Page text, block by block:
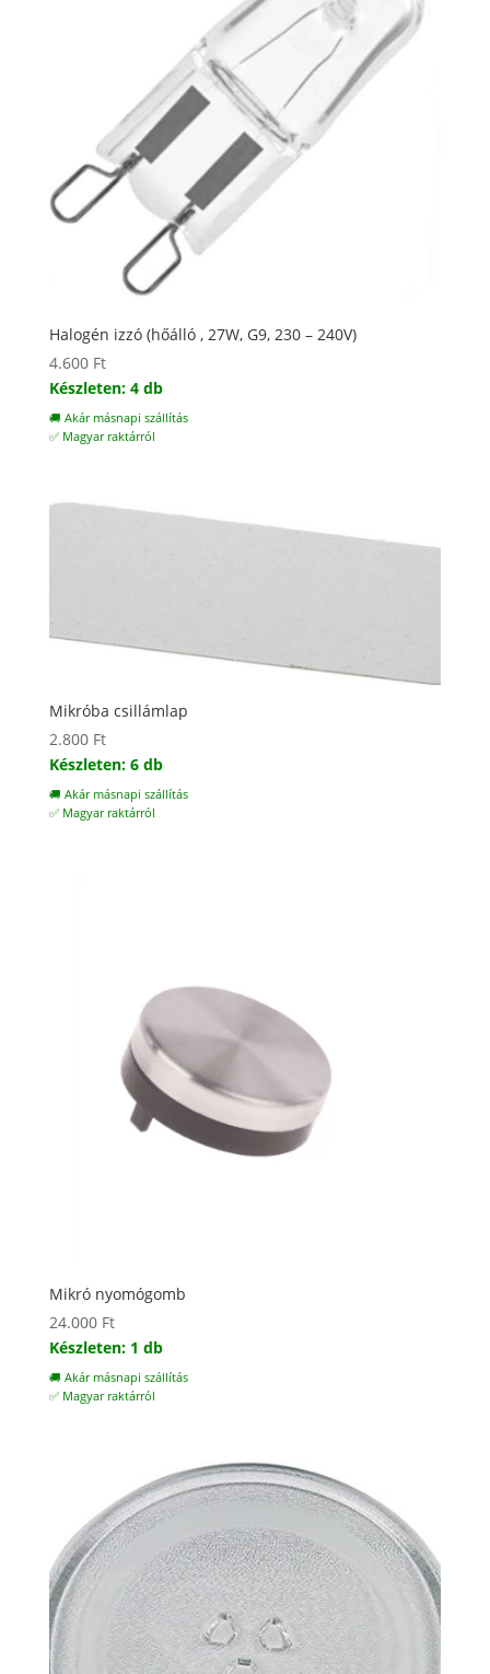
Halogén izzó (hőálló , 27W, G9, 230 – 240V)
4.600 Ft
Készleten: 4 db
🚚 Akár másnapi szállítás
✅ Magyar raktárról
Mikróba csillámlap
2.800 Ft
Készleten: 6 db
🚚 Akár másnapi szállítás
✅ Magyar raktárról
Mikró nyomógomb
24.000 Ft
Készleten: 1 db
🚚 Akár másnapi szállítás
✅ Magyar raktárról